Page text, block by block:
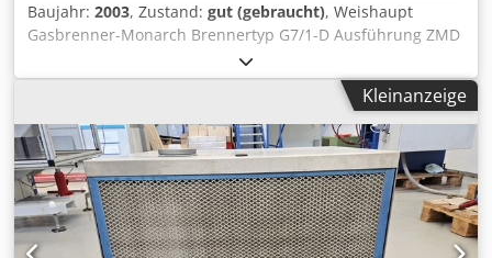
Baujahr: 2003, Zustand: gut (gebraucht), Weishaupt
Gasbrenner-Monarch Brennertyp G7/1-D Ausführung ZMD
Dcodemdpczspfx Ab Esk Leistung 300 - 1750 KW Inklusive
Gasstrecke ( Gasarmatur ) Brenner war vor kurzem noch in
Kleinanzeige